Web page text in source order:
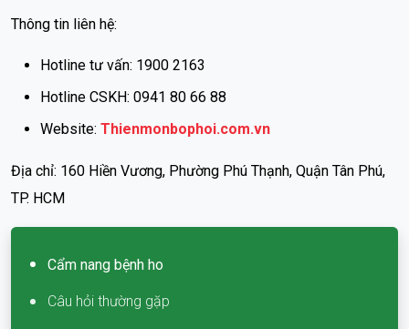
Thông tin liên hệ:
Hotline tư vấn: 1900 2163
Hotline CSKH: 0941 80 66 88
Website: Thienmonbophoi.com.vn
Địa chỉ: 160 Hiền Vương, Phường Phú Thạnh, Quận Tân Phú,
TP. HCM
Cẩm nang bệnh ho
Câu hỏi thường gặp